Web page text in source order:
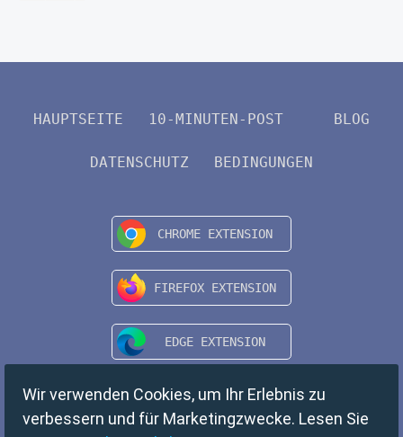
HAUPTSEITE 10-MINUTEN-POST BLOG
DATENSCHUTZ BEDINGUNGEN
Wir verwenden Cookies, um Ihr Erlebnis zu
verbessern und für Marketingzwecke. Lesen Sie